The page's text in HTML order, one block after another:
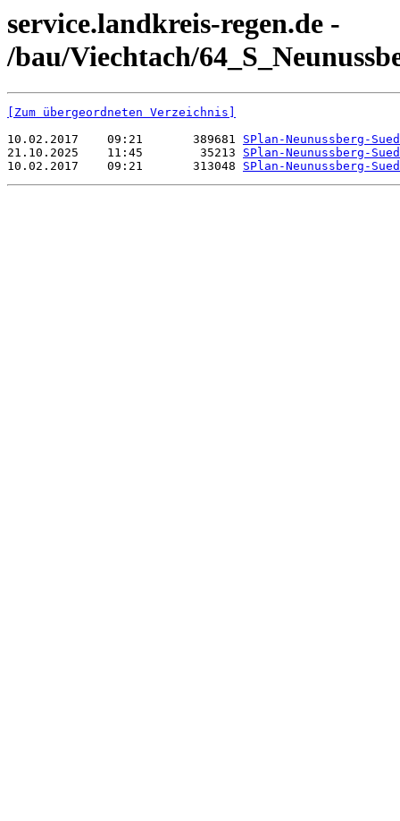
service.landkreis-regen.de -
/bau/Viechtach/
[Zum übergeordneten Verzeichnis]
10.02.2017    09:21       389681 SPlan-Neunussberg-
21.10.2025    11:45        35213 SPlan-Neunussberg-
10.02.2017    09:21       313048 SPlan-Neunussberg-